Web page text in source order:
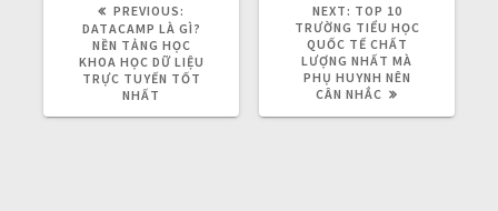
PREVIOUS:
R
E
V
I
DATACAMP LÀ GÌ?
NỀN TẢNG HỌC
KHOA HỌC DỮ LIỆU
TRỰC TUYẾN TỐT
NHẤT
NEXT: N
E
X
T
P
O
TOP 10
TRƯỜNG TIỂU HỌC
QUỐC TẾ CHẤT
LƯỢNG NHẤT MÀ
PHỤ HUYNH NÊN
CÂN NHẮC